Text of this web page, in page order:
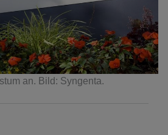
an. Bild: Syngenta.